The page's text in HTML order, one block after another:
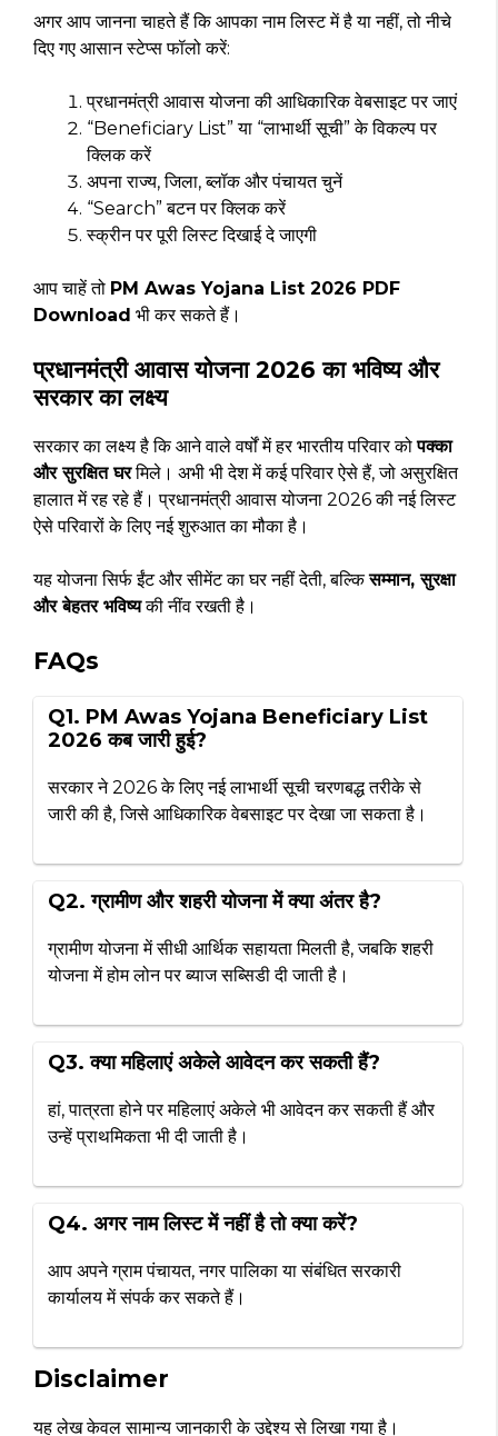
अगर आप जानना चाहते हैं कि आपका नाम लिस्ट में है या नहीं, तो नीचे
दिए गए आसान स्टेप्स फॉलो करें:
प्रधानमंत्री आवास योजना की आधिकारिक वेबसाइट पर जाएं
“Beneficiary List” या “लाभार्थी सूची” के विकल्प पर
क्लिक करें
अपना राज्य, जिला, ब्लॉक और पंचायत चुनें
“Search” बटन पर क्लिक करें
स्क्रीन पर पूरी लिस्ट दिखाई दे जाएगी
आप चाहें तो PM Awas Yojana List 2026 PDF
Download भी कर सकते हैं।
प्रधानमंत्री आवास योजना 2026 का भविष्य और
सरकार का लक्ष्य
सरकार का लक्ष्य है कि आने वाले वर्षों में हर भारतीय परिवार कोपक्का
और सुरक्षित घरमिले। अभी भी देश में कई परिवार ऐसे हैं, जो असुरक्षित
हालात में रह रहे हैं। प्रधानमंत्री आवास योजना 2026 की नई लिस्ट
ऐसे परिवारों के लिए नई शुरुआत का मौका है।
यह योजना सिर्फ ईंट और सीमेंट का घर नहीं देती, बल्किसम्मान, सुरक्षा
और बेहतर भविष्यकी नींव रखती है।
FAQs
Q1. PM Awas Yojana Beneficiary List
2026 कब जारी हुई?
सरकार ने 2026 के लिए नई लाभार्थी सूची चरणबद्ध तरीके से
जारी की है, जिसे आधिकारिक वेबसाइट पर देखा जा सकता है।
Q2. ग्रामीण और शहरी योजना में क्या अंतर है?
ग्रामीण योजना में सीधी आर्थिक सहायता मिलती है, जबकि शहरी
योजना में होम लोन पर ब्याज सब्सिडी दी जाती है।
Q3. क्या महिलाएं अकेले आवेदन कर सकती हैं?
हां, पात्रता होने पर महिलाएं अकेले भी आवेदन कर सकती हैं और
उन्हें प्राथमिकता भी दी जाती है।
Q4. अगर नाम लिस्ट में नहीं है तो क्या करें?
आप अपने ग्राम पंचायत, नगर पालिका या संबंधित सरकारी
कार्यालय में संपर्क कर सकते हैं।
Disclaimer
यह लेख केवल सामान्य जानकारी के उद्देश्य से लिखा गया है।